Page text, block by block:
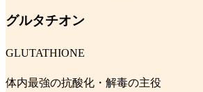
グルタチオン
GLUTATHIONE
体内最強の抗酸化・解毒の主役